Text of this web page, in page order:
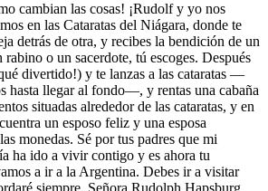
cambian las cosas! ¡Rudolf y yo nos
en las Cataratas del Niágara, donde te
detrás de otra, y recibes la bendición de un
o un sacerdote, tú escoges. Después
divertido!) y te lanzas a las cataratas —
hasta llegar al fondo—, y rentas una cabaña
situadas alrededor de las cataratas, y en
un esposo feliz y una esposa
monedas. Sé por tus padres que mi
ha ido a vivir contigo y es ahora tu
a ir a la Argentina. Debes ir a visitar